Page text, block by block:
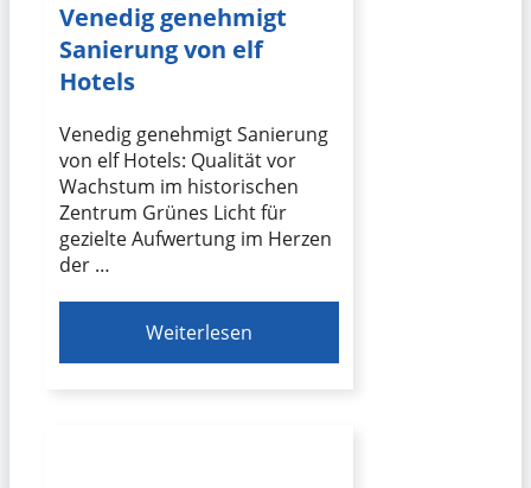
Venedig genehmigt
Sanierung von elf
Hotels
Venedig genehmigt Sanierung
von elf Hotels: Qualität vor
Wachstum im historischen
Zentrum Grünes Licht für
gezielte Aufwertung im Herzen
der …
Weiterlesen